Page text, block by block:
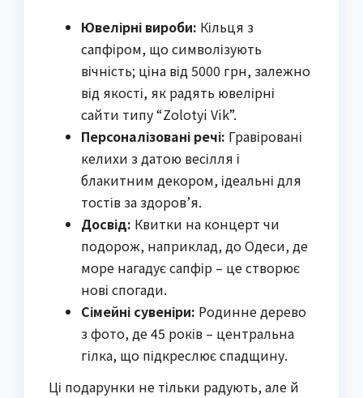
Ювелірні вироби: Кільця з
сапфіром, що символізують
вічність; ціна від 5000 грн, залежно
від якості, як радять ювелірні
сайти типу “Zolotyi Vik”.
Персоналізовані речі: Гравіровані
келихи з датою весілля і
блакитним декором, ідеальні для
тостів за здоров’я.
Досвід: Квитки на концерт чи
подорож, наприклад, до Одеси, де
море нагадує сапфір – це створює
нові спогади.
Сімейні сувеніри: Родинне дерево
з фото, де 45 років – центральна
гілка, що підкреслює спадщину.
Ці подарунки не тільки радують, але й